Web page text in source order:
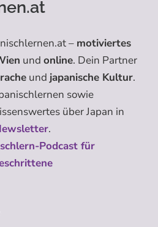
– motiviertes
und online. Dein Partner
und japanische Kultur.
sowie
über Japan in
.
Podcast für